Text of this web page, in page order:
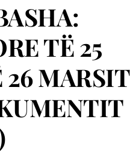
TË 25
26 MARSIT